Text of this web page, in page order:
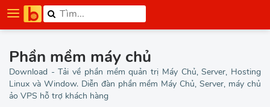
Phần mềm máy chủ
Download - Tải về phần mềm quản trị Máy Chủ, Server, Hosting
Linux và Window. Diễn đàn phần mềm Máy Chủ, Server, máy chủ
ảo VPS hỗ trợ khách hàng